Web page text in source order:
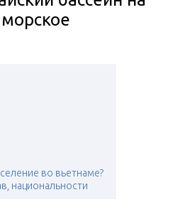
во вьетнаме?
национальности